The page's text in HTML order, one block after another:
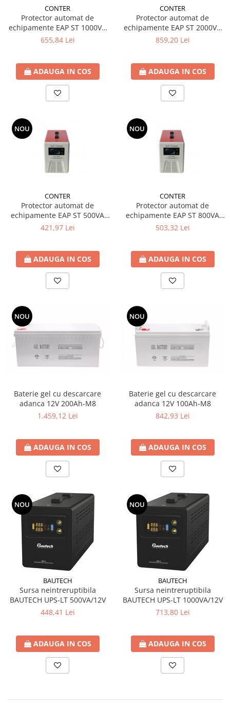
CONTER
Protector automat de
echipamente EAP ST 1000VA
ULTIMATE
655,84 Lei
ADAUGA IN COS
CONTER
Protector automat de
echipamente EAP ST 2000VA
ULTIMATE
859,20 Lei
ADAUGA IN COS
NOU
CONTER
Protector automat de
echipamente EAP ST 500VA
ULTIMATE
421,97 Lei
ADAUGA IN COS
NOU
CONTER
Protector automat de
echipamente EAP ST 800VA
ULTIMATE
503,32 Lei
ADAUGA IN COS
NOU
Baterie gel cu descarcare
adanca 12V 200Ah-M8
1.459,12 Lei
ADAUGA IN COS
NOU
Baterie gel cu descarcare
adanca 12V 100Ah-M8
842,93 Lei
ADAUGA IN COS
NOU
BAUTECH
Sursa neintreruptibila
BAUTECH UPS-LT 500VA/12V
448,41 Lei
ADAUGA IN COS
NOU
BAUTECH
Sursa neintreruptibila
BAUTECH UPS-LT 1000VA/12V
713,80 Lei
ADAUGA IN COS